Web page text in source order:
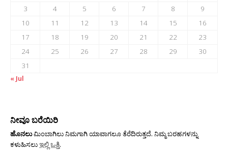
3
4 5 6 7 8
9
10
11 12 13 14 15
16
17
18 19 20 21 22
23
24
25 26 27 28 29
30
31
« Jul
ನೀವೂ ಬರೆಯಿರಿ
ಹೊನಲುಮಿಂಬಾಗಿಲು ನಿಮಗಾಗಿ ಯಾವಾಗಲೂ ತೆರೆದಿರುತ್ತದೆ. ನಿಮ್ಮ ಬರಹಗಳನ್ನು
ಕಳುಹಿಸಲುಇಲ್ಲಿ ಒತ್ತಿ.